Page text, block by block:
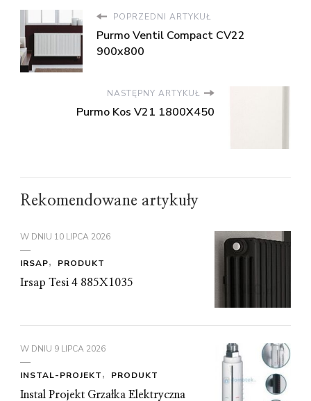
POPRZEDNI ARTYKUŁ
Purmo Ventil Compact CV22
900x800
NASTĘPNY ARTYKUŁ
Purmo Kos V21 1800X450
Rekomendowane artykuły
W DNIU 10 LIPCA 2026
IRSAP
PRODUKT
Irsap Tesi 4 885X1035
W DNIU 9 LIPCA 2026
INSTAL-PROJEKT
PRODUKT
Instal Projekt Grzałka Elektryczna